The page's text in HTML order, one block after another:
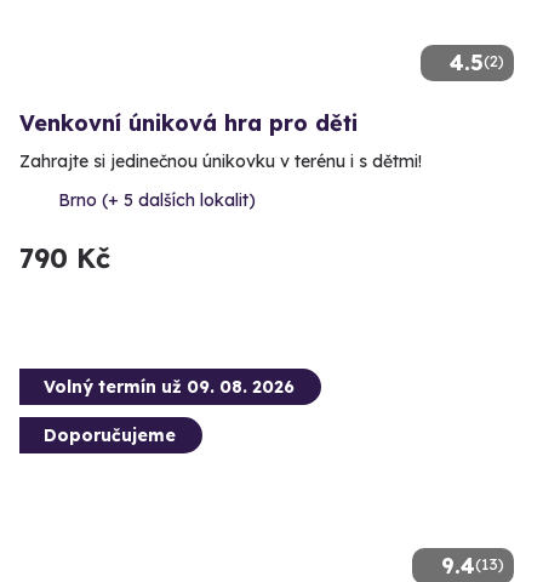
4.5(2)
Venkovní úniková hra pro děti
Zahrajte si jedinečnou únikovku v terénu i s dětmi!
Brno (+ 5 dalších lokalit)
790 Kč
9.4(13)
Volný termín už 09. 08. 2026
Doporučujeme